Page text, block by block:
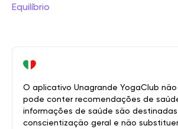
Equilíbrio
O aplicativo Unagrande YogaClub
pode conter recomendações de
informações de saúde são
conscientização geral e não